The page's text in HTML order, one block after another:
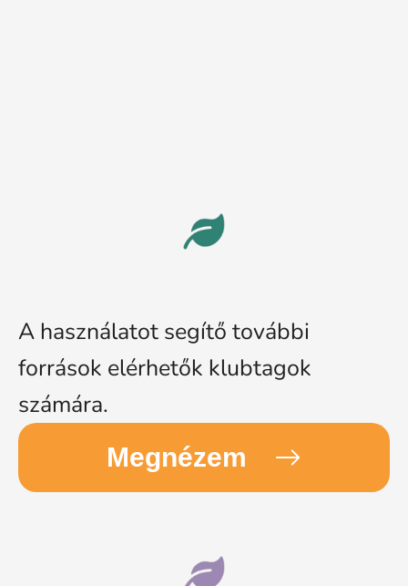
A használatot segítő további
források elérhetők klubtagok
számára.
Megnézem